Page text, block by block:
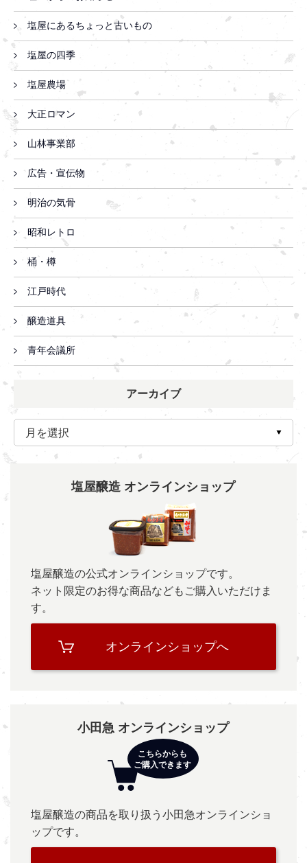
塩屋にあるちょっと古いもの
塩屋の四季
塩屋農場
大正ロマン
山林事業部
広告・宣伝物
明治の気骨
昭和レトロ
桶・樽
江戸時代
醸造道具
青年会議所
アーカイブ
塩屋醸造 オンラインショップ
塩屋醸造の公式オンラインショップです。
ネット限定のお得な商品などもご購入いただけま
す。
オンラインショップへ
小田急 オンラインショップ
塩屋醸造の商品を取り扱う小田急オンラインショ
ップです。